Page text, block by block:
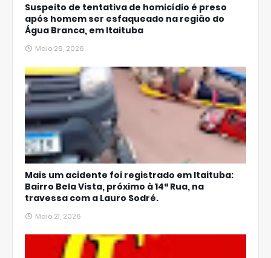
Suspeito de tentativa de homicídio é preso
após homem ser esfaqueado na região do
Água Branca, em Itaituba
Maio 26, 2026
Mais um acidente foi registrado em Itaituba:
Bairro Bela Vista, próximo à 14ª Rua, na
travessa com a Lauro Sodré.
Maio 21, 2026